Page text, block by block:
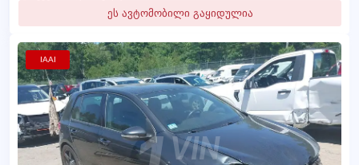
ეს ავტომობილი გაყიდულია
IAAI